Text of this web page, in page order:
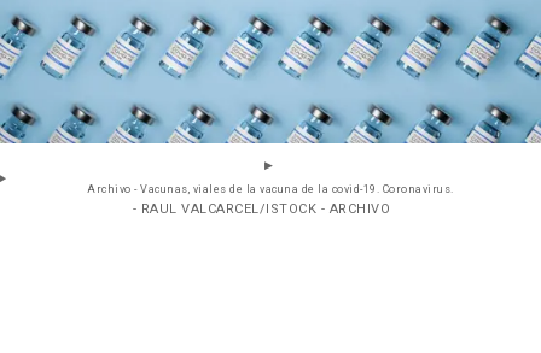
Archivo - Vacunas, viales de la vacuna de la covid-19. Coronavirus.
- RAUL VALCARCEL/ISTOCK - ARCHIVO